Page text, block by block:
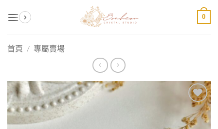
0
首頁 / 專屬賣場
加入
收藏